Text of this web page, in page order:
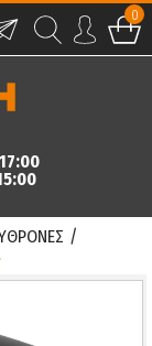
0
/